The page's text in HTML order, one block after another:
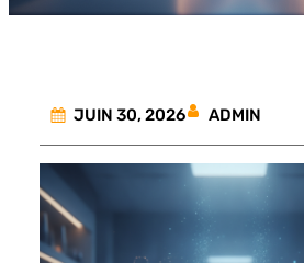
JUIN 30, 2026 ADMIN